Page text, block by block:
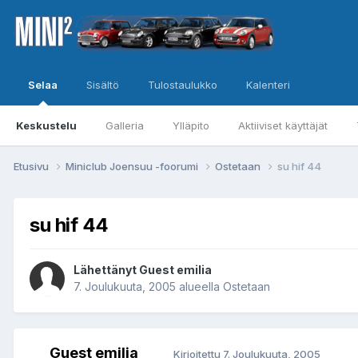
Selaa
Keskustelu Galleria Ylläpito Aktiiviset käyttäjät
Sisältö Tulostaulukko Kalenteri
Etusivu Miniclub Joensuu -foorumi Ostetaan su hif 44
su hif 44
Lähettänyt Guest emilia
7. Joulukuuta, 2005 alueella Ostetaan
Guest emilia Kirjoitettu 7. Joulukuuta, 2005